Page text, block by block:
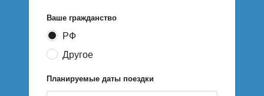
Ваше гражданство
РФ
Другое
Планируемые даты поездки